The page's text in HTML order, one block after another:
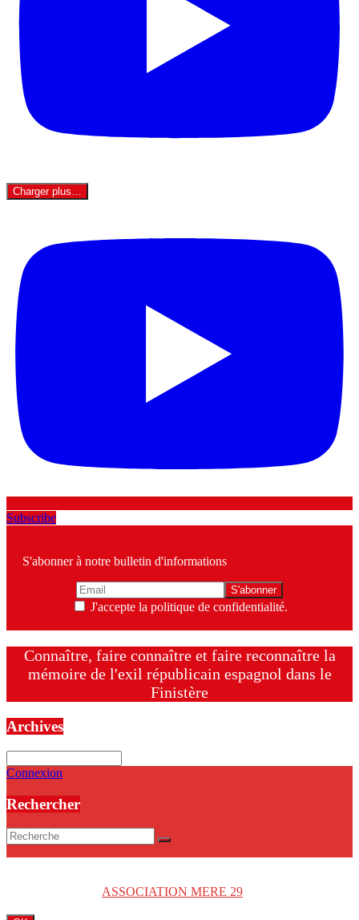
Charger plus…
Subscribe
S'abonner à notre bulletin d'informations
J'accepte la politique de confidentialité.
Connaître, faire connaître et faire reconnaître la
mémoire de l'exil républicain espagnol dans le
Finistère
Archives
Connexion
Rechercher
ASSOCIATION MERE 29